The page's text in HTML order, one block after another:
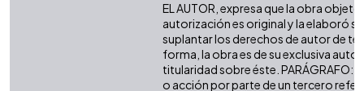
EL AUTOR, expresa que la obra
autorización es original y la elaboró
suplantar los derechos de autor de
forma, la obra es de su exclusiva
titularidad sobre éste. PARÁGRAFO:
o acción por parte de un tercero